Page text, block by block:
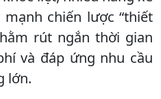
chiến lược “thiết
rút ngắn thời gian
và đáp ứng nhu cầu
lớn.